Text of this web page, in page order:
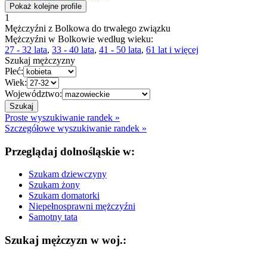
Pokaż kolejne profile
1
Mężczyźni z Bolkowa do trwałego związku
Mężczyźni w Bolkowie według wieku:
27 - 32 lata, 33 - 40 lata, 41 - 50 lata, 61 lat i więcej
Szukaj mężczyzny
Płeć:
Wiek:
Województwo:
Proste wyszukiwanie randek »
Szczegółowe wyszukiwanie randek »
Przeglądaj dolnośląskie w:
Szukam dziewczyny
Szukam żony
Szukam domatorki
Niepełnosprawni mężczyźni
Samotny tata
Szukaj mężczyzn w woj.: